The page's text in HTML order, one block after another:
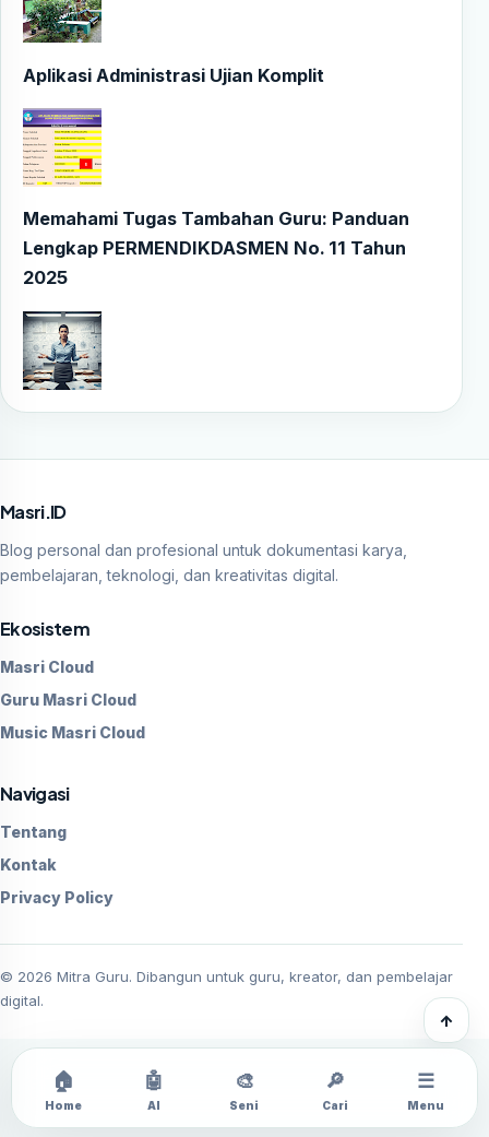
Aplikasi Administrasi Ujian Komplit
Memahami Tugas Tambahan Guru: Panduan
Lengkap PERMENDIKDASMEN No. 11 Tahun
2025
Masri.ID
Blog personal dan profesional untuk dokumentasi karya,
pembelajaran, teknologi, dan kreativitas digital.
Ekosistem
Masri Cloud
Guru Masri Cloud
Music Masri Cloud
Navigasi
Tentang
Kontak
Privacy Policy
© 2026 Mitra Guru. Dibangun untuk guru, kreator, dan pembelajar
digital.
🏠
Home
🤖
AI
🎨
Seni
🔎
Cari
☰
Menu
↑